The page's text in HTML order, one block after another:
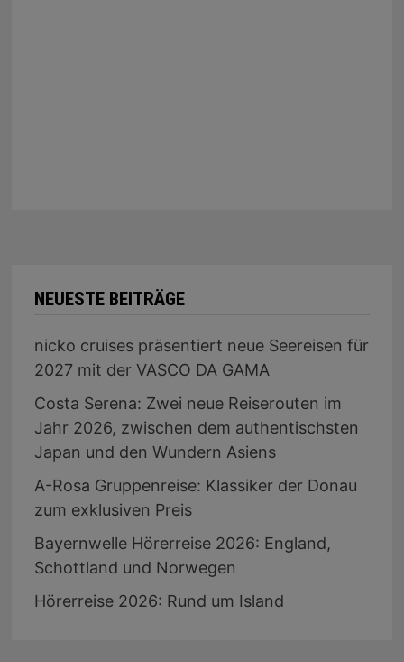
NEUESTE BEITRÄGE
nicko cruises präsentiert neue Seereisen für
2027 mit der VASCO DA GAMA
Costa Serena: Zwei neue Reiserouten im
Jahr 2026, zwischen dem authentischsten
Japan und den Wundern Asiens
A-Rosa Gruppenreise: Klassiker der Donau
zum exklusiven Preis
Bayernwelle Hörerreise 2026: England,
Schottland und Norwegen
Hörerreise 2026: Rund um Island